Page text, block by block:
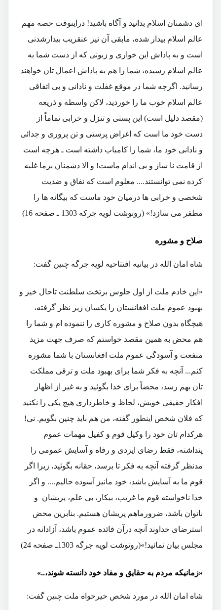
ای دشمنان اسلام بدانید و آگاه باشید! دراینوقت حصه مهم
عالم اسلام بیدار شده، مابقی آن نیز عنقریب بیدارشدنی
است و به پاداش این خواری و زبونی که از دست شما به
عالم اسلام رسیده، شما را هم به پاداش اعمال تان خواهند
رسانید. اگرچه شما در موقع غفلت و نادانی و بی اتفاقی
عالم اسلام خوب ما را خوردید، لاکن واسطه و ذریعه
(مقصد دلیل است) این پستی و تنزل و خرابی تماماً از
دست خود ما است که اغراض پرستی و تن پروری و جدائی
و نادانی خود ما، شما را کامیاب داشته است ـ هرچه است
از قامت نا ساز و بی اندام ماست! و الا دشمنان برما غلبه
کرده نمی توانستند.... معلوم است که نفاق و ضدیت
شخصی و خرابی ها درمیان خود ماست که بیگانه ها را
مظفر می سازد!» (رونوشت لویه جرکه 1303 ـ صفحه 16)
صلاح و مشوره
شاه امان الله در بیانیه افتتاحیه لویه جرگه چنین گفت:
«این خادم ملت از اول جلوس برتخت سلطنت تاحال خیر و
بهبود عموم ملت افغانستان را یکسان زیر نظر گرفته،
هیچگاه بدون صلاح و مشوره کاری را ننموده ام و شما را
هم محض به همین مقصد خواستم که صرف جهت مزید
منفعت و آسودگی عموم ملت افغانستان با شما مشوره
کنم... آنچه به فکر شما برای بهبود ملت و ترقی مملکت
تان بهم رسد، محضاً برای خدا بگوئید و به غیر از اظهار
افکار حقیقی خویش، لحاظ و خاطرداری هیچ یکی را نکنید
که فلان شخص اینطور گفته، من هم باید چنین بگویم. نی!
هرکدام تان خود را وکیل قوم و کفیل مهمات عموم
پنداشته، فقط رضای ایزدی و رفاه و آسایش عمومی را
مدنظر گرفته آنچه به فکر تا برسد، حقانه بگوئید، زیرا اگر
قوم ما به آسایش باشد، خود مانیز آسوده حالیم.... و اگر
خدا ناخواسته قوم ما غریب، بیکار، بی علم، پریشان و
ناتوان باشد، ضرورماهم پریشان هستیم. بنابرین محض
استرضای خداوند آنچه درآن فائده عموم باشد، آزادانه در
مجلس بیان نمائید!»(رونوشت لویه جرگه 1303ـ صفحه 24)
«زمانیکه مردم به حقایق و مفاد خود دانسته شوند،..»
شاه امان الله در مورد شخص خیرخواه ملت چنین گفت: